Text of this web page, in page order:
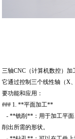
三轴CNC（计算机数控）加
它通过控制三个线性轴（X
要功能和应用：
### 1. **平面加工**
- **铣削**：用于加工平面
削出所需的形状。